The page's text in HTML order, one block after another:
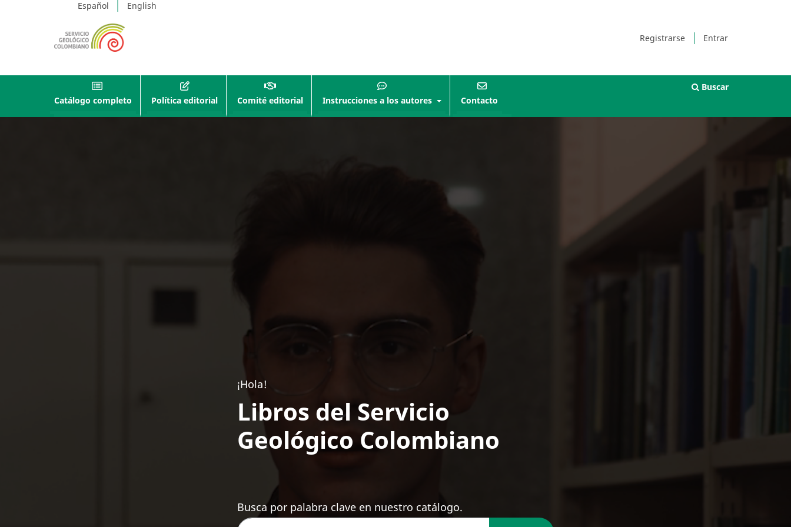
Español English
Registrarse Entrar
Catálogo completo Política editorial Comité editorial Instrucciones a los autores Contacto
Buscar
¡Hola!
Libros del Servicio
Geológico Colombiano
Busca por palabra clave en nuestro catálogo.